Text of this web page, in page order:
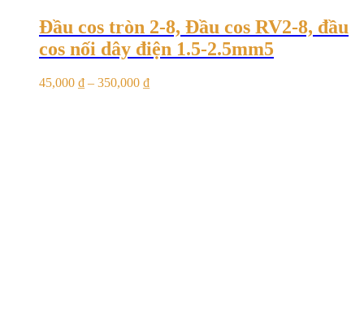
Đầu cos tròn 2-8, Đầu cos RV2-8, đầu
cos nối dây điện 1.5-2.5mm5
45,000 ₫ – 350,000 ₫